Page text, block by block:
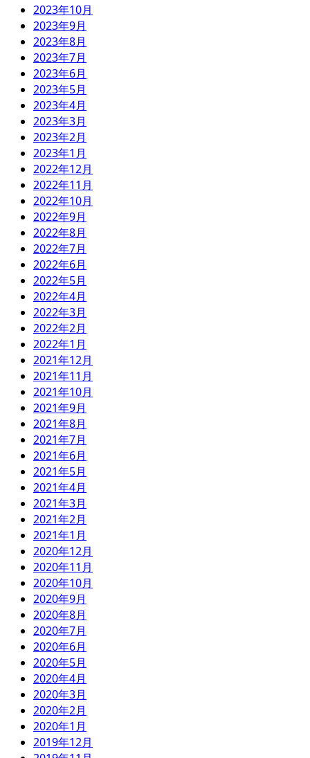
2023年10月
2023年9月
2023年8月
2023年7月
2023年6月
2023年5月
2023年4月
2023年3月
2023年2月
2023年1月
2022年12月
2022年11月
2022年10月
2022年9月
2022年8月
2022年7月
2022年6月
2022年5月
2022年4月
2022年3月
2022年2月
2022年1月
2021年12月
2021年11月
2021年10月
2021年9月
2021年8月
2021年7月
2021年6月
2021年5月
2021年4月
2021年3月
2021年2月
2021年1月
2020年12月
2020年11月
2020年10月
2020年9月
2020年8月
2020年7月
2020年6月
2020年5月
2020年4月
2020年3月
2020年2月
2020年1月
2019年12月